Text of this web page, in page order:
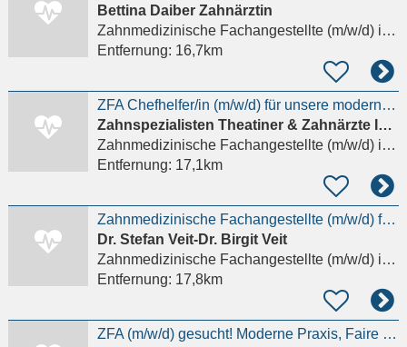
Bettina Daiber Zahnärztin
Zahnmedizinische Fachangestellte (m/w/d)in München, Maxvorstadt
Entfernung: 16,7km
ZFA Chefhelfer/in (m/w/d) für unsere moderne Zahnarztpraxis gesucht
Zahnspezialisten Theatiner & Zahnärzte Im Herzogpark
Zahnmedizinische Fachangestellte (m/w/d)in München, Bogenhausen
Entfernung: 17,1km
Zahnmedizinische Fachangestellte (m/w/d) für Abrechnung
Dr. Stefan Veit-Dr. Birgit Veit
Zahnmedizinische Fachangestellte (m/w/d)in München, Bogenhausen
Entfernung: 17,8km
ZFA (m/w/d) gesucht! Moderne Praxis, Faire Bezahlung, Starkes Team